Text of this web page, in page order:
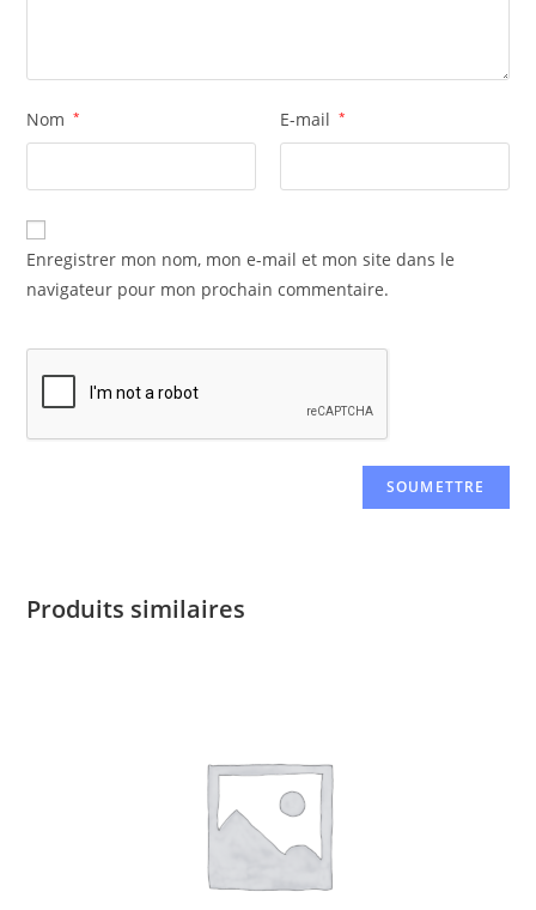
Nom * E-mail *
Enregistrer mon nom, mon e-mail et mon site dans le
navigateur pour mon prochain commentaire.
Produits similaires